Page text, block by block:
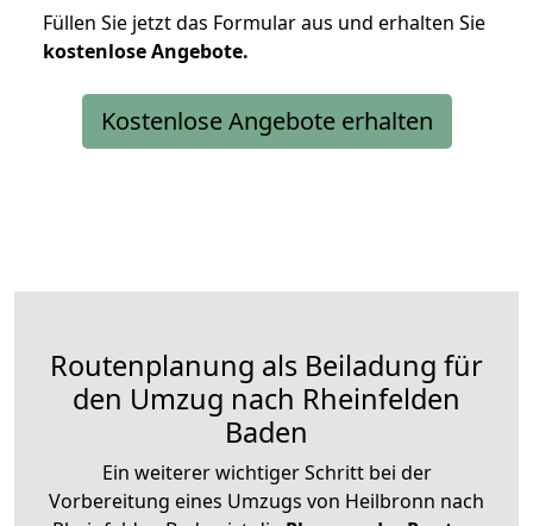
Füllen Sie jetzt das Formular aus und erhalten Sie
kostenloseAngebote.
Kostenlose Angebote erhalten
Routenplanung als Beiladung für
den Umzug nach Rheinfelden
Baden
Ein weiterer wichtiger Schritt bei der
Vorbereitung eines Umzugs von Heilbronn nach